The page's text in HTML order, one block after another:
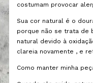
costumam provocar
Sua cor natural é o
porque não se trata de
natural devido à
clareia novamente , e
Como manter minha